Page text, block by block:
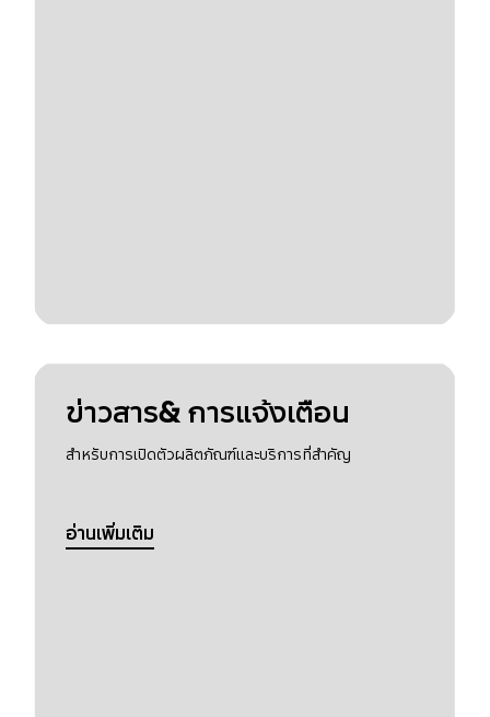
ข่าวสาร& การแจ้งเตือน
สำหรับการเปิดตัวผลิตภัณฑ์และบริการที่สำคัญ
อ่านเพิ่มเติม